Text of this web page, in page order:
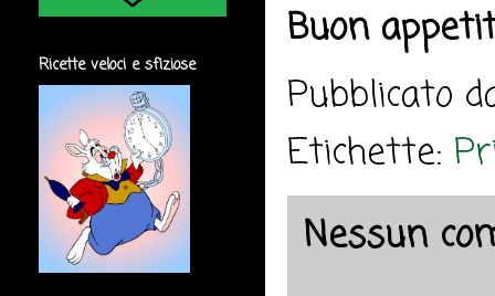
Buon
Pubblicato
Etichette:
Nessun
Ricette veloci e sfiziose